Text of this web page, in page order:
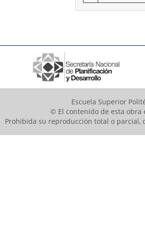
Escuela Superior
© El contenido de esta obra
Prohibida su reproducción total o